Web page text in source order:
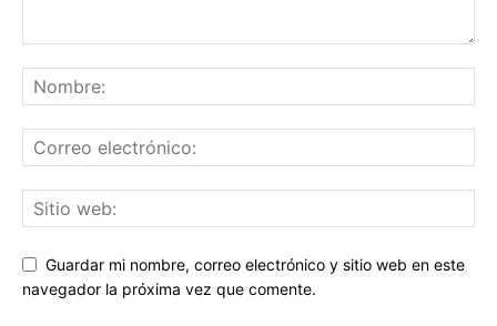
Guardar mi nombre, correo electrónico y sitio web en este
navegador la próxima vez que comente.